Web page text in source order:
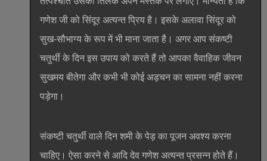
गणेश जी को सिंदूर अत्यन्त प्रिय है। इसके अलावा सिंदूर को
सुख-सौभाग्य के रूप में भी माना जाता है। अगर आप संकष्टी
चतुर्थी के दिन इस उपाय को करते हैं तो आपका वैवाहिक जीवन
सुखमय बीतेगा और कभी भी कोई अड़चन का सामना नहीं करना
पड़ेगा।
संकष्टी चतुर्थी वाले दिन शमी के पेड़ का पूजन अवश्य करना
चाहिए। ऐसा करने से आदि देव गणेश अत्यन्त प्रसन्न होते हैं।